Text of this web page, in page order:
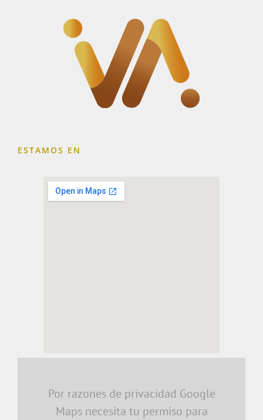
ESTAMOS EN
Por razones de privacidad Google
Maps necesita tu permiso para